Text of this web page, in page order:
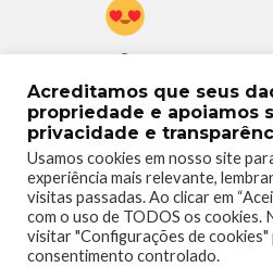
0
0
Acreditamos que seus
propriedade e apoiamos
privacidade e
Usamos cookies em nosso site
experiência mais relevante,
visitas passadas. Ao clicar em
com o uso de TODOS os cookies.
visitar "Configurações de
consentimento controlado.